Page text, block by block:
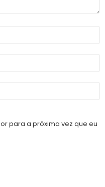
para a próxima vez que eu